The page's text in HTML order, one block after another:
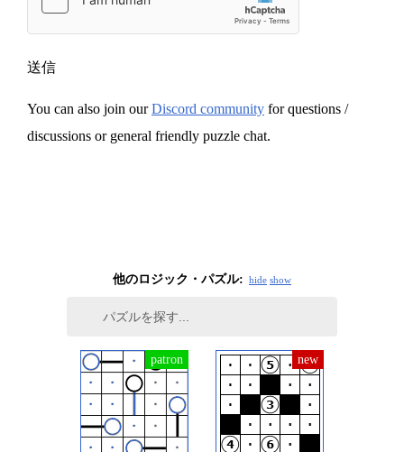
送信
You can also join ourDiscord community for questions /
discussions or general friendly puzzle chat.
他のロジック・パズル: hide show